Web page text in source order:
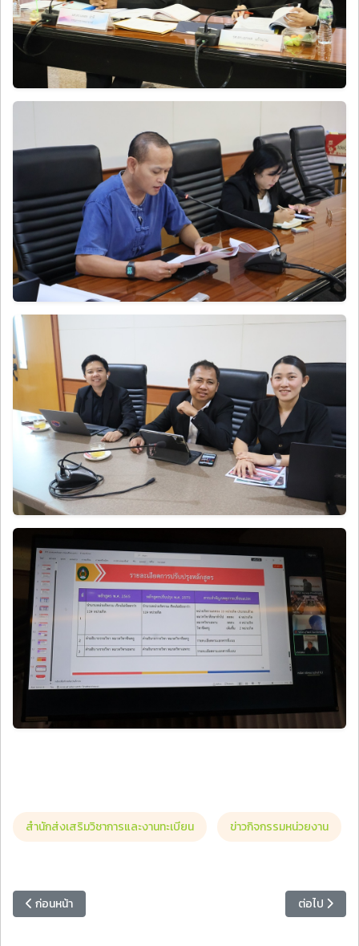
สำนักส่งเสริมวิชาการและงานทะเบียน ข่าวกิจกรรมหน่วยงาน
เนื้อหาก่อนหน้า: มหาวิทยาลัยราชภัฏหมู่บ้านจอมบึง ร่วมจัดแสดงงานวิจัย
ก่อนหน้า เนื้อหาถัดไป
ต่อไป